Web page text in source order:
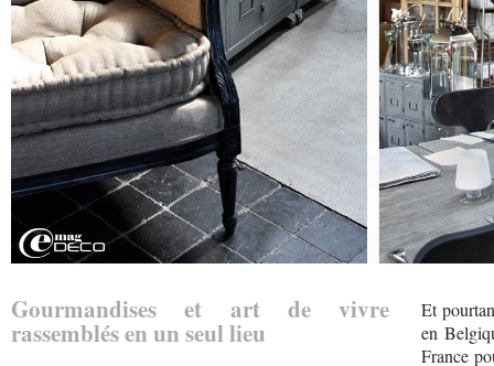
Gourmandises et art de vivre
rassemblés en un seul lieu
Et
en
France